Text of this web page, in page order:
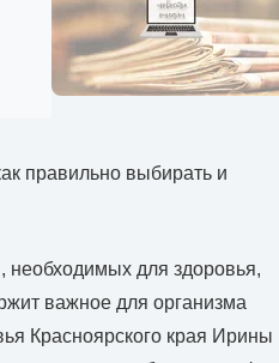
правильно выбирать и
для здоровья,
важное для организма
Красноярского края Ирины